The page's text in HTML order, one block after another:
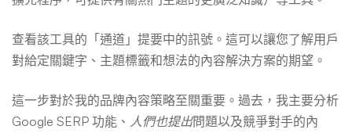
查看該工具的「通道」提要中的訊號。這可以讓您了解用戶
對給定關鍵字、主題標籤和想法的內容解決方案的期望。
這一步對於我的品牌內容策略至關重要。過去，我主要分析
Google SERP 功能、 人們也提出問題以及競爭對手的內